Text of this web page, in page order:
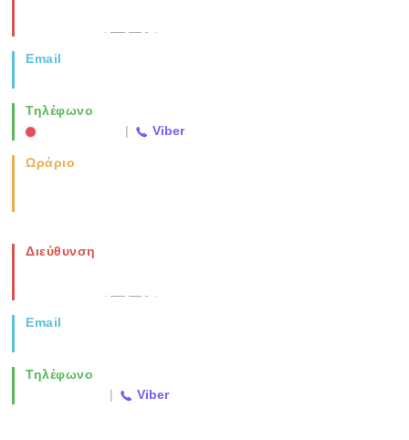
Email
Τηλέφωνο
| Viber
Ωράριο
Διεύθυνση
Email
Τηλέφωνο
| Viber